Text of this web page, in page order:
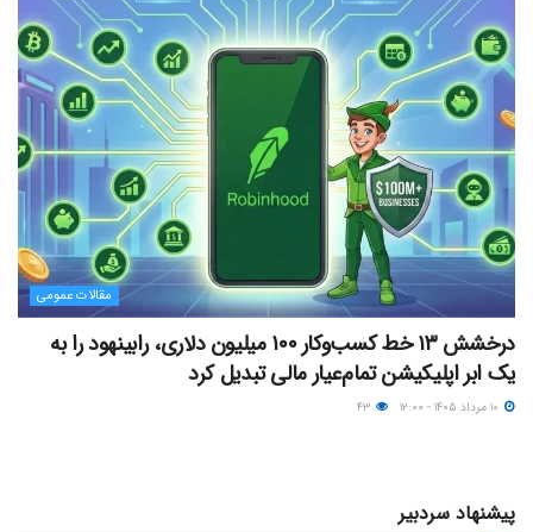
مقالات عمومی
درخشش ۱۳ خط کسب‌وکار ۱۰۰ میلیون دلاری، رابینهود را به
یک ابر اپلیکیشن تمام‌عیار مالی تبدیل کرد
پیشنهاد سردبیر